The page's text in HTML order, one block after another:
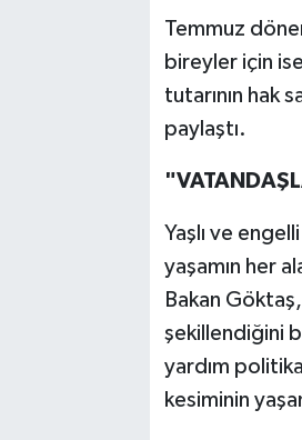
Temmuz
bireyler için
tutarının hak
paylaştı.
Yaşlı ve
yaşamın her
Bakan
şekillendiğini
yardım
kesiminin